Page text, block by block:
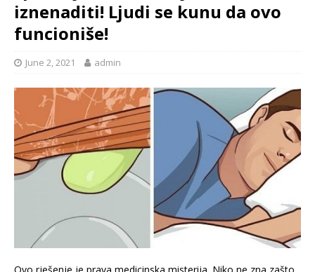
iznenaditi! Ljudi se kunu da ovo
funcioniše!
June 2, 2021 admin